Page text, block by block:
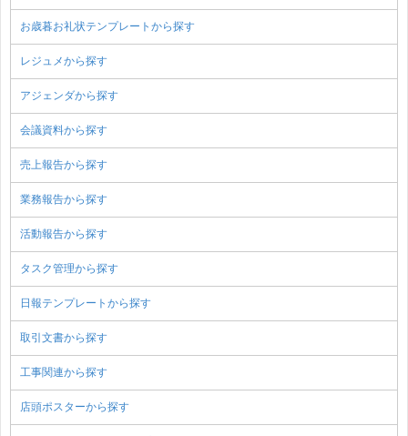
お歳暮お礼状テンプレートから探す
レジュメから探す
アジェンダから探す
会議資料から探す
売上報告から探す
業務報告から探す
活動報告から探す
タスク管理から探す
日報テンプレートから探す
取引文書から探す
工事関連から探す
店頭ポスターから探す